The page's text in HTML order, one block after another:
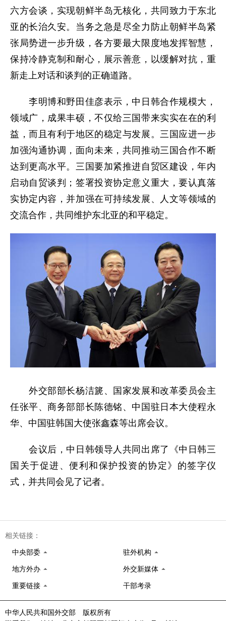
六方会谈，实现朝鲜半岛无核化，共同致力于东北
亚的长治久安。当务之急是尽全力防止朝鲜半岛紧
张局势进一步升级，各方要最大限度地发挥智慧，
保持冷静克制和耐心，展示善意，以缓解对抗，重
新走上对话和谈判的正确道路。
李明博和野田佳彦表示，中日韩合作规模大，
领域广，成果丰硕，不仅给三国带来实实在在的利
益，而且有利于地区的稳定与发展。三国应进一步
加强沟通协调，面向未来，共同推动三国合作不断
达到更高水平。三国要加紧推进自贸区建设，年内
启动自贸谈判；签署投资协定意义重大，要认真落
实协定内容，并加强在可持续发展、人文等领域的
交流合作，共同维护东北亚的和平稳定。
外交部部长杨洁篪、国家发展和改革委员会主
任张平、商务部部长陈德铭、中国驻日本大使程永
华、中国驻韩国大使张鑫森等出席会议。
会议后，中日韩领导人共同出席了《中日韩三
国关于促进、便利和保护投资的协定》的签字仪
式，并共同会见了记者。
相关链接：
中央部委 驻外机构
地方外办 外交新媒体
重要链接 干部考录
中华人民共和国外交部 版权所有